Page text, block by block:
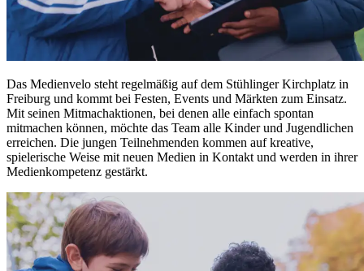
Das Medienvelo steht regelmäßig auf dem Stühlinger Kirchplatz in
Freiburg und kommt bei Festen, Events und Märkten zum Einsatz.
Mit seinen Mitmachaktionen, bei denen alle einfach spontan
mitmachen können, möchte das Team alle Kinder und Jugendlichen
erreichen. Die jungen Teilnehmenden kommen auf kreative,
spielerische Weise mit neuen Medien in Kontakt und werden in ihrer
Medienkompetenz gestärkt.